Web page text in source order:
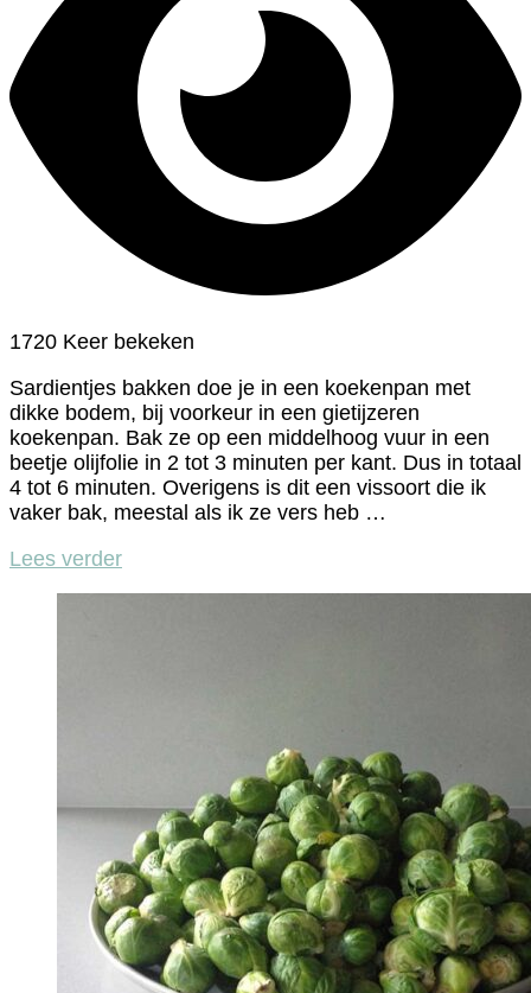
1720 Keer bekeken
Sardientjes bakken doe je in een koekenpan met
dikke bodem, bij voorkeur in een gietijzeren
koekenpan. Bak ze op een middelhoog vuur in een
beetje olijfolie in 2 tot 3 minuten per kant. Dus in totaal
4 tot 6 minuten. Overigens is dit een vissoort die ik
vaker bak, meestal als ik ze vers heb …
Lees verder